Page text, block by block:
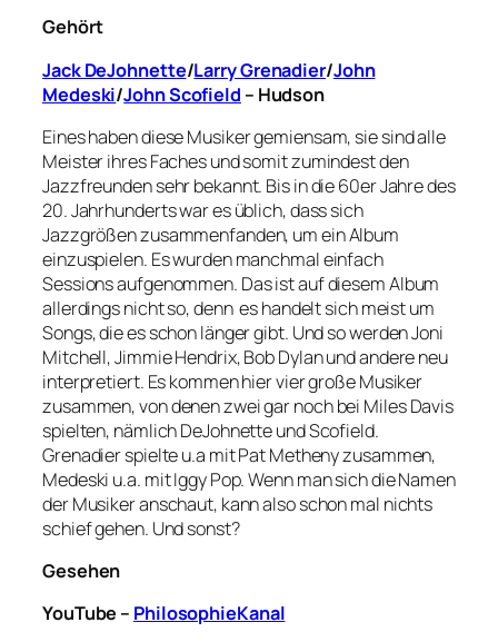
Gehört
Jack DeJohnette/Larry Grenadier/John
Medeski/John Scofield – Hudson
Eines haben diese Musiker gemiensam, sie sind alle
Meister ihres Faches und somit zumindest den
Jazzfreunden sehr bekannt. Bis in die 60er Jahre des
20. Jahrhunderts war es üblich, dass sich
Jazzgrößen zusammenfanden, um ein Album
einzuspielen. Es wurden manchmal einfach
Sessions aufgenommen. Das ist auf diesem Album
allerdings nicht so, denn es handelt sich meist um
Songs, die es schon länger gibt. Und so werden Joni
Mitchell, Jimmie Hendrix, Bob Dylan und andere neu
interpretiert. Es kommen hier vier große Musiker
zusammen, von denen zwei gar noch bei Miles Davis
spielten, nämlich DeJohnette und Scofield.
Grenadier spielte u.a mit Pat Metheny zusammen,
Medeski u.a. mit Iggy Pop. Wenn man sich die Namen
der Musiker anschaut, kann also schon mal nichts
schief gehen. Und sonst?
Gesehen
YouTube – PhilosophieKanal